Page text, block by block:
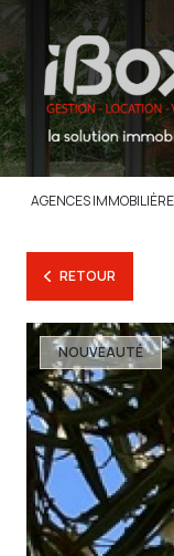
AGENCES
RETOUR
NOUVEAUTÉ